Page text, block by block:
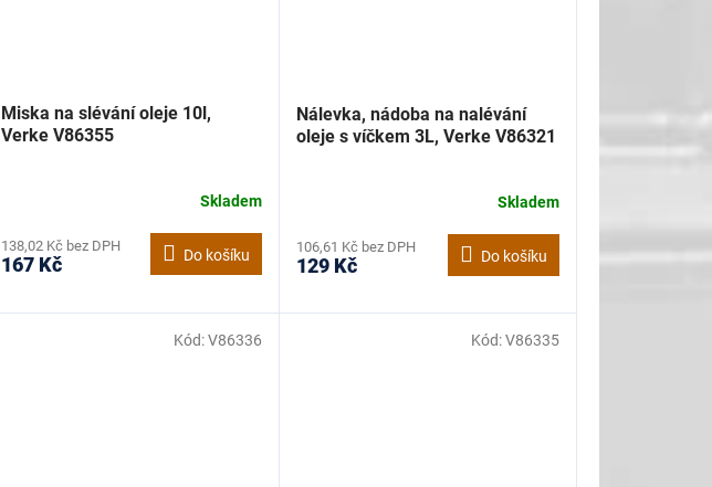
Miska na slévání oleje 10l,
Verke V86355
Skladem
138,02 Kč bez DPH
167 Kč Do košíku
Nálevka, nádoba na nalévání
oleje s víčkem 3L, Verke V86321
Skladem
106,61 Kč bez DPH
129 Kč Do košíku
Kód:V86336 Kód:V86335